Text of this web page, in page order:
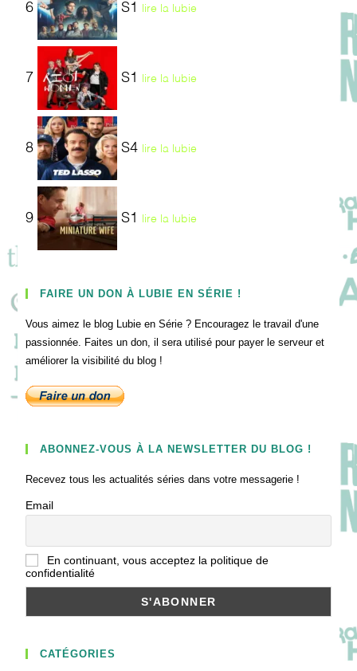
6 S1 lire la lubie
7 S1 lire la lubie
8 S4 lire la lubie
9 S1 lire la lubie
FAIRE UN DON À LUBIE EN SÉRIE !
Vous aimez le blog Lubie en Série ? Encouragez le travail d'une
passionnée. Faites un don, il sera utilisé pour payer le serveur et
améliorer la visibilité du blog !
ABONNEZ-VOUS À LA NEWSLETTER DU BLOG !
Recevez tous les actualités séries dans votre messagerie !
Email
En continuant, vous acceptez la politique de
confidentialité
CATÉGORIES